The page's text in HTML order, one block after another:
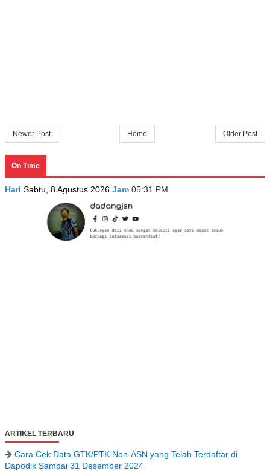
Newer Post Older Post
Home
On Time
Hari Sabtu, 8 Agustus 2026 Jam 05:31 PM
ARTIKEL TERBARU
Cara Cek Data GTK/PTK Non-ASN yang Telah Terdaftar di
Dapodik Sampai 31 Desember 2024